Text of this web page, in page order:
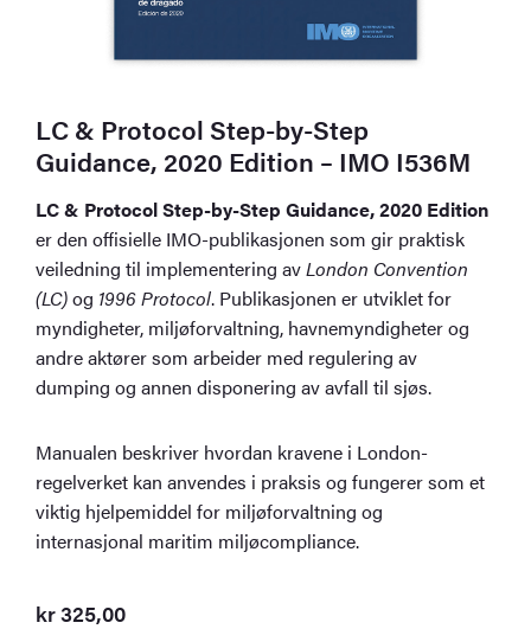
LC & Protocol Step-by-Step
Guidance, 2020 Edition – IMO I536M
LC & Protocol Step-by-Step Guidance, 2020 Edition
er den offisielle IMO-publikasjonen som gir praktisk
veiledning til implementering avLondon Convention
(LC)og 1996 Protocol. Publikasjonen er utviklet for
myndigheter, miljøforvaltning, havnemyndigheter og
andre aktører som arbeider med regulering av
dumping og annen disponering av avfall til sjøs.
Manualen beskriver hvordan kravene i London-
regelverket kan anvendes i praksis og fungerer som et
viktig hjelpemiddel for miljøforvaltning og
internasjonal maritim miljøcompliance.
kr325,00